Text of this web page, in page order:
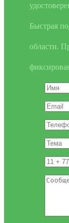
Быстрая
области.